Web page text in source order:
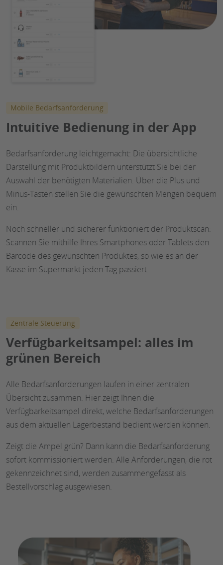
Mobile Bedarfsanforderung
Intuitive Bedienung in der App
Bedarfsanforderung leichtgemacht: Die übersichtliche
Darstellung mit Produktbildern unterstützt Sie bei der
Auswahl der benötigten Materialien. Über die Plus und
Minus-Tasten stellen Sie die gewünschten Mengen bequem
ein.
Noch schneller und sicherer funktioniert der Produktscan:
Scannen Sie mithilfe Ihres Smartphones oder Tablets den
Barcode des gewünschten Produktes, so wie es an der
Kasse im Supermarkt jeden Tag passiert.
Zentrale Steuerung
Verfügbarkeitsampel: alles im
grünen Bereich
Alle Bedarfsanforderungen laufen in einer zentralen
Übersicht zusammen. Hier zeigt Ihnen die
Verfügbarkeitsampel direkt, welche Bedarfsanforderungen
aus dem aktuellen Lagerbestand bedient werden können.
Zeigt die Ampel grün? Dann kann die Bedarfsanforderung
sofort kommissioniert werden. Alle Anforderungen, die rot
gekennzeichnet sind, werden zusammengefasst als
Bestellvorschlag ausgewiesen.